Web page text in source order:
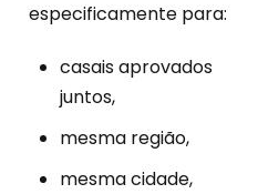
especificamente para:
casais aprovados
juntos,
mesma região,
mesma cidade,